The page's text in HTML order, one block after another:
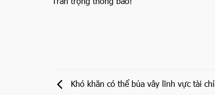
Khó khăn có thể bủa vây lĩnh vực tài